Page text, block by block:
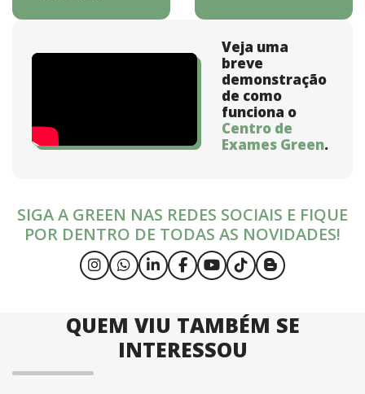
Veja uma
breve
demonstração
de como
funciona o
Centro de
Exames Green.
SIGA A GREEN NAS REDES SOCIAIS E FIQUE
POR DENTRO DE TODAS AS NOVIDADES!
QUEM VIU TAMBÉM SE
INTERESSOU